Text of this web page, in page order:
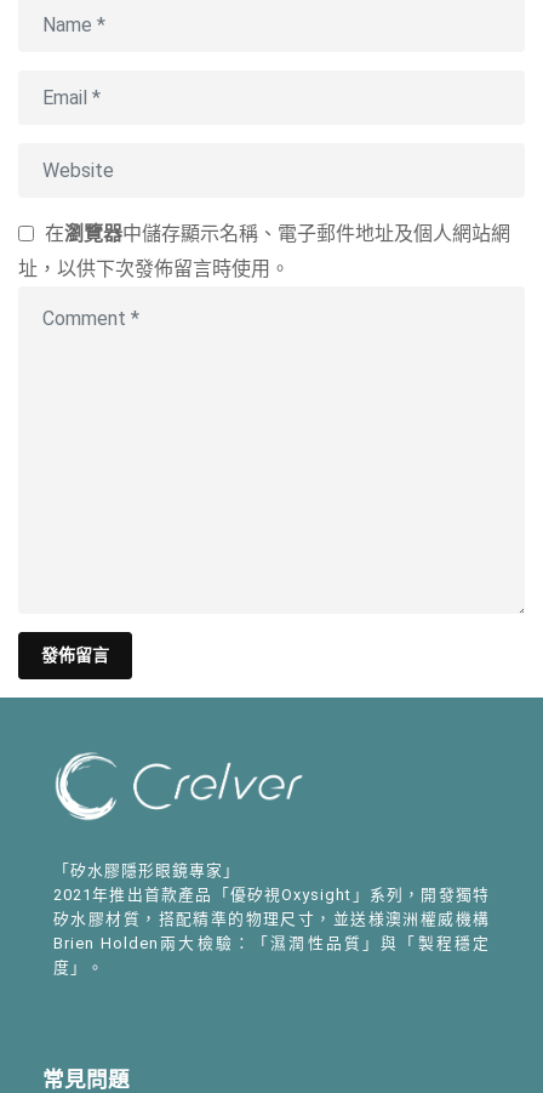
在瀏覽器中儲存顯示名稱、電子郵件地址及個人網站網
址，以供下次發佈留言時使用。
「矽水膠隱形眼鏡專家」
2021年推出首款產品「優矽視Oxysight」系列，開發獨特
矽水膠材質，搭配精準的物理尺寸，並送様澳洲權威機構
Brien Holden兩大檢驗：「濕潤性品質」與「製程穩定
度」。
常見問題